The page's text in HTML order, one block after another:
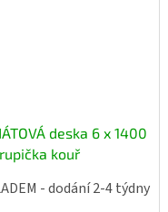
deska 6 x 1400
kouř
- dodání 2-4 týdny